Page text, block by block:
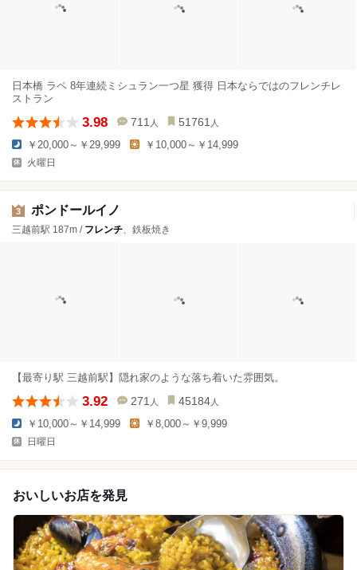
日本橋 ラペ 8年連続ミシュラン一つ星 獲得 日本ならではのフレンチレ
ストラン
3.98 711 人 51761 人
￥20,000～￥29,999 ￥10,000～￥14,999
火曜日
3 ポンドールイノ
三越前駅 187m / フレンチ、鉄板焼き
【最寄り駅 三越前駅】隠れ家のような落ち着いた雰囲気。
3.92 271 人 45184 人
￥10,000～￥14,999 ￥8,000～￥9,999
日曜日
おいしいお店を発見